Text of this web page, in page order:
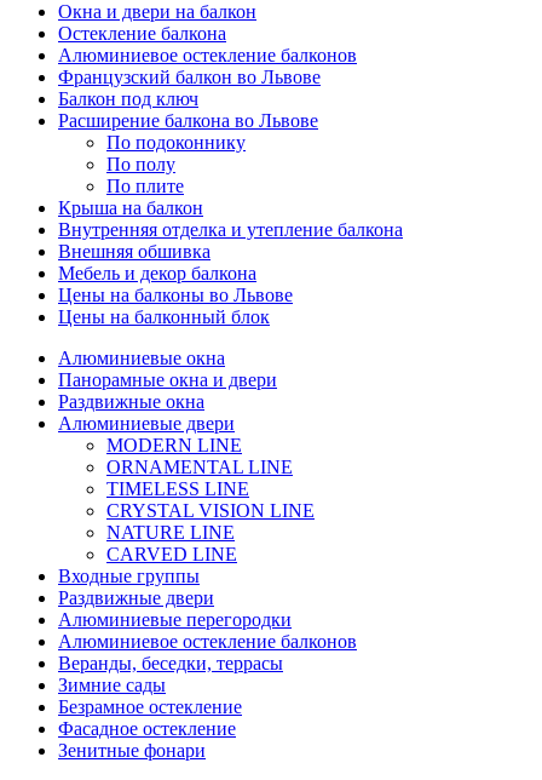
Окна и двери на балкон
Остекление балкона
Алюминиевое остекление балконов
Французский балкон во Львове
Балкон под ключ
Расширение балкона во Львове
По подоконнику
По полу
По плите
Крыша на балкон
Внутренняя отделка и утепление балкона
Внешняя обшивка
Мебель и декор балкона
Цены на балконы во Львове
Цены на балконный блок
Алюминиевые окна
Панорамные окна и двери
Раздвижные окна
Алюминиевые двери
MODERN LINE
ORNAMENTAL LINE
TIMELESS LINE
CRYSTAL VISION LINE
NATURE LINE
CARVED LINE
Входные группы
Раздвижные двери
Алюминиевые перегородки
Алюминиевое остекление балконов
Веранды, беседки, террасы
Зимние сады
Безрамное остекление
Фасадное остекление
Зенитные фонари